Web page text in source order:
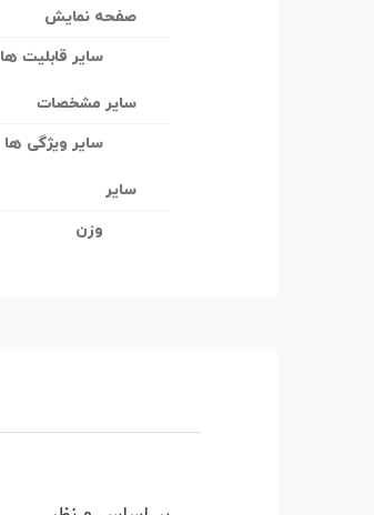
صفحه نمایش
سایر قابلیت ها
سایر مشخصات
سایر ویژگی ها
سایر
وزن